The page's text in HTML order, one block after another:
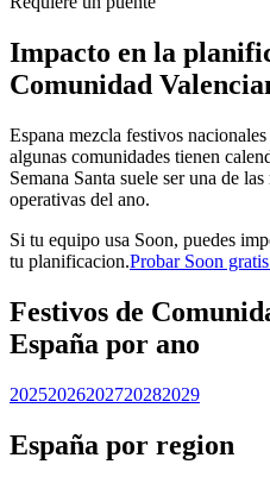
Impacto en la
Comunidad
Espana mezcla festivos
algunas comunidades tienen
Semana Santa suele ser una de
operativas del ano.
Si tu equipo usa Soon, puedes
tu planificacion.Probar Soon
Festivos de
España por ano
20252026202720282029
España por region